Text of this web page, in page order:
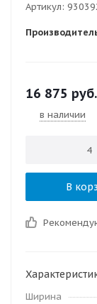
Артикул:
16 875 руб.
в наличии
В
Ширина